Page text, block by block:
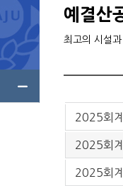
예결산
최고의 시설
2025회
2025회
2025회